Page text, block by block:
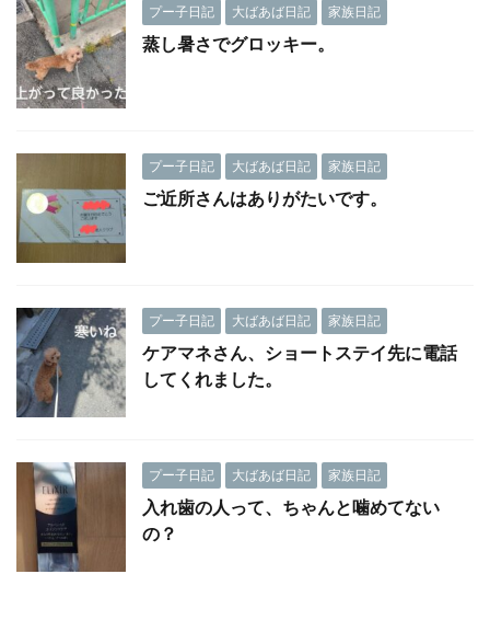
プー子日記 大ばあば日記 家族日記
蒸し暑さでグロッキー。
プー子日記 大ばあば日記 家族日記
ご近所さんはありがたいです。
プー子日記 大ばあば日記 家族日記
ケアマネさん、ショートステイ先に電話
してくれました。
プー子日記 大ばあば日記 家族日記
入れ歯の人って、ちゃんと噛めてない
の？